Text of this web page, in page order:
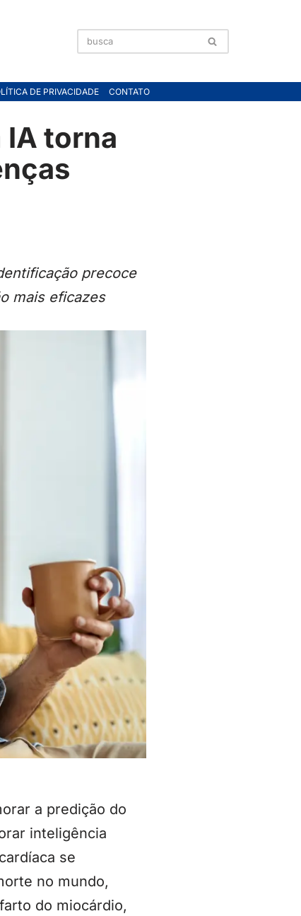
DE PRIVACIDADE CONTATO
torna
precoce
mais eficazes
a predição do
inteligência
se
no mundo,
do miocárdio,